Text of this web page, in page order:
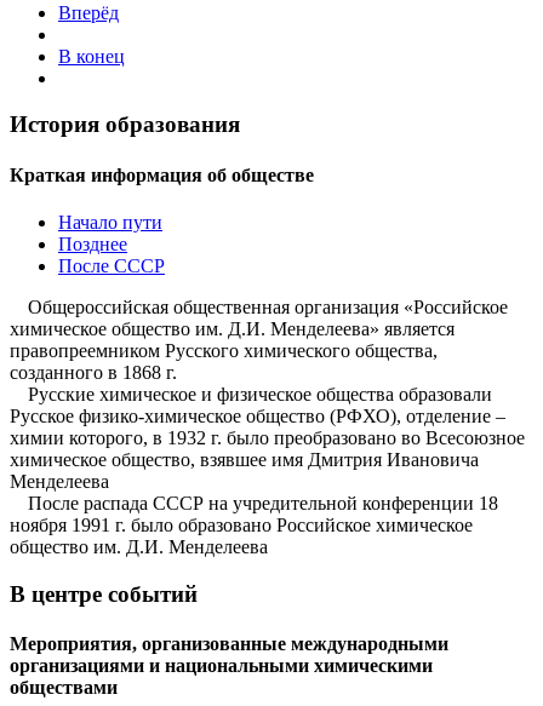
Вперёд
В конец
История образования
Краткая информация об обществе
Начало пути
Позднее
После СССР
Общероссийская общественная организация «Российское
химическое общество им. Д.И. Менделеева» является
правопреемником Русского химического общества,
созданного в 1868 г.
Русские химическое и физическое общества образовали
Русское физико-химическое общество (РФХО), отделение –
химии которого, в 1932 г. было преобразовано во Всесоюзное
химическое общество, взявшее имя Дмитрия Ивановича
Менделеева
После распада СССР на учредительной конференции 18
ноября 1991 г. было образовано Российское химическое
общество им. Д.И. Менделеева
В центре событий
Мероприятия, организованные международными
организациями и национальными химическими
обществами